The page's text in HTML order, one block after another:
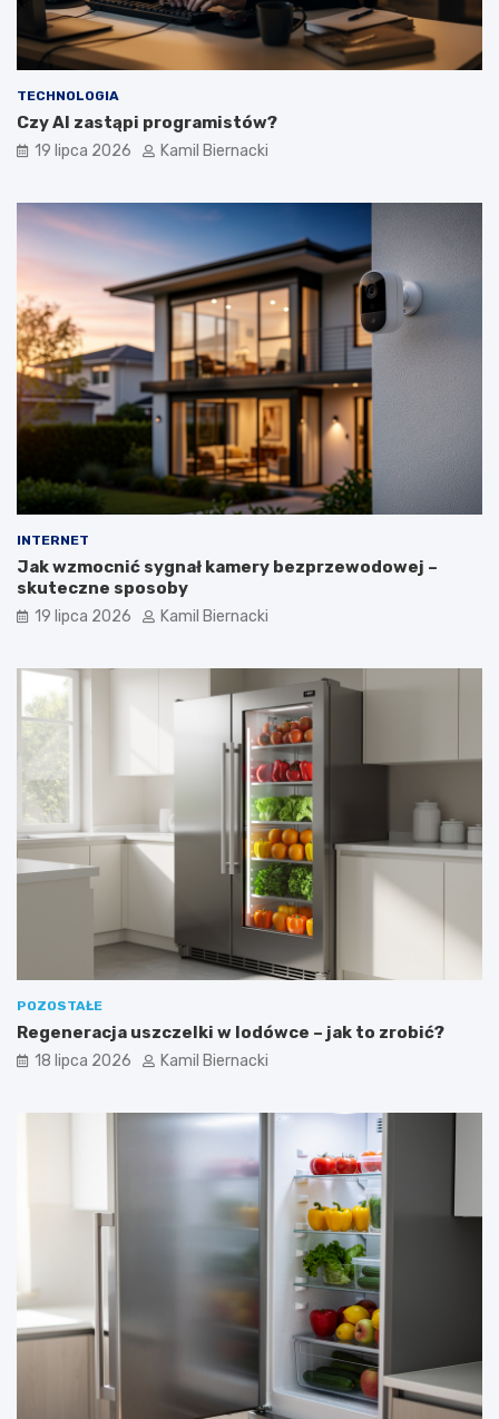
TECHNOLOGIA
Czy AI zastąpi programistów?
19 lipca 2026 Kamil Biernacki
INTERNET
Jak wzmocnić sygnał kamery bezprzewodowej –
skuteczne sposoby
19 lipca 2026 Kamil Biernacki
POZOSTAŁE
Regeneracja uszczelki w lodówce – jak to zrobić?
18 lipca 2026 Kamil Biernacki